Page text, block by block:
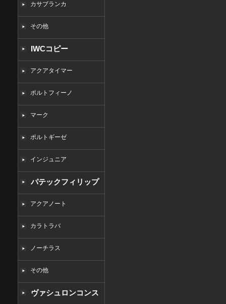
カサブランカ
その他
IWCコピー
アクアタイマー
ポルトフィーノ
マーク
ポルトギーゼ
インジュニア
パテックフィリップ
コピーアクアノート
カラトラバ
ノーチラス
その他
ヴァシュロンコンス